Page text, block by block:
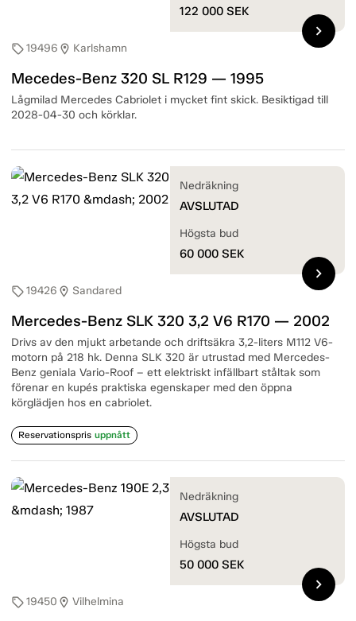
sell19496 location_on Karlshamn
Mecedes-Benz 320 SL R129 — 1995
Lågmilad Mercedes Cabriolet i mycket fint skick. Besiktigad till
2028-04-30 och körklar.
122 000 SEK
chevron_right
sell19426 location_on Sandared
Mercedes-Benz SLK 320 3,2 V6 R170 — 2002
Drivs av den mjukt arbetande och driftsäkra 3,2-liters M112 V6-
motorn på 218 hk. Denna SLK 320 är utrustad med Mercedes-
Benz geniala Vario-Roof – ett elektriskt infällbart ståltak som
förenar en kupés praktiska egenskaper med den öppna
körglädjen hos en cabriolet.
Reservationspris uppnått
Nedräkning
AVSLUTAD
Högsta bud
60 000 SEK
chevron_right
sell19450 location_on Vilhelmina
Nedräkning
AVSLUTAD
Högsta bud
50 000 SEK
chevron_right